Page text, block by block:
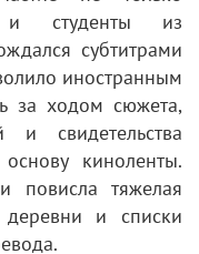
и студенты из
субтитрами
иностранным
за ходом сюжета,
и свидетельства
киноленты.
повисла тяжелая
и списки